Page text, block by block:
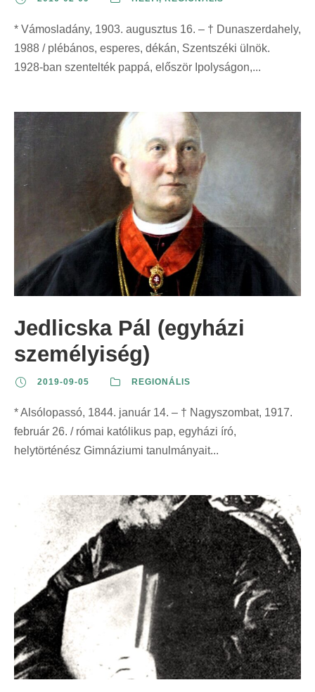
* Vámosladány, 1903. augusztus 16. – † Dunaszerdahely,
1988 / plébános, esperes, dékán, Szentszéki ülnök.
1928-ban szentelték pappá, először Ipolyságon,...
Jedlicska Pál (egyházi
személyiség)
2019-09-05 REGIONÁLIS
* Alsólopassó, 1844. január 14. – † Nagyszombat, 1917.
február 26. / római katólikus pap, egyházi író,
helytörténész Gimnáziumi tanulmányait...